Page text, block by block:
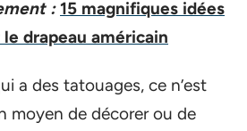
: 15 magnifiques idées
drapeau américain
a des tatouages, ce n’est
moyen de décorer ou de